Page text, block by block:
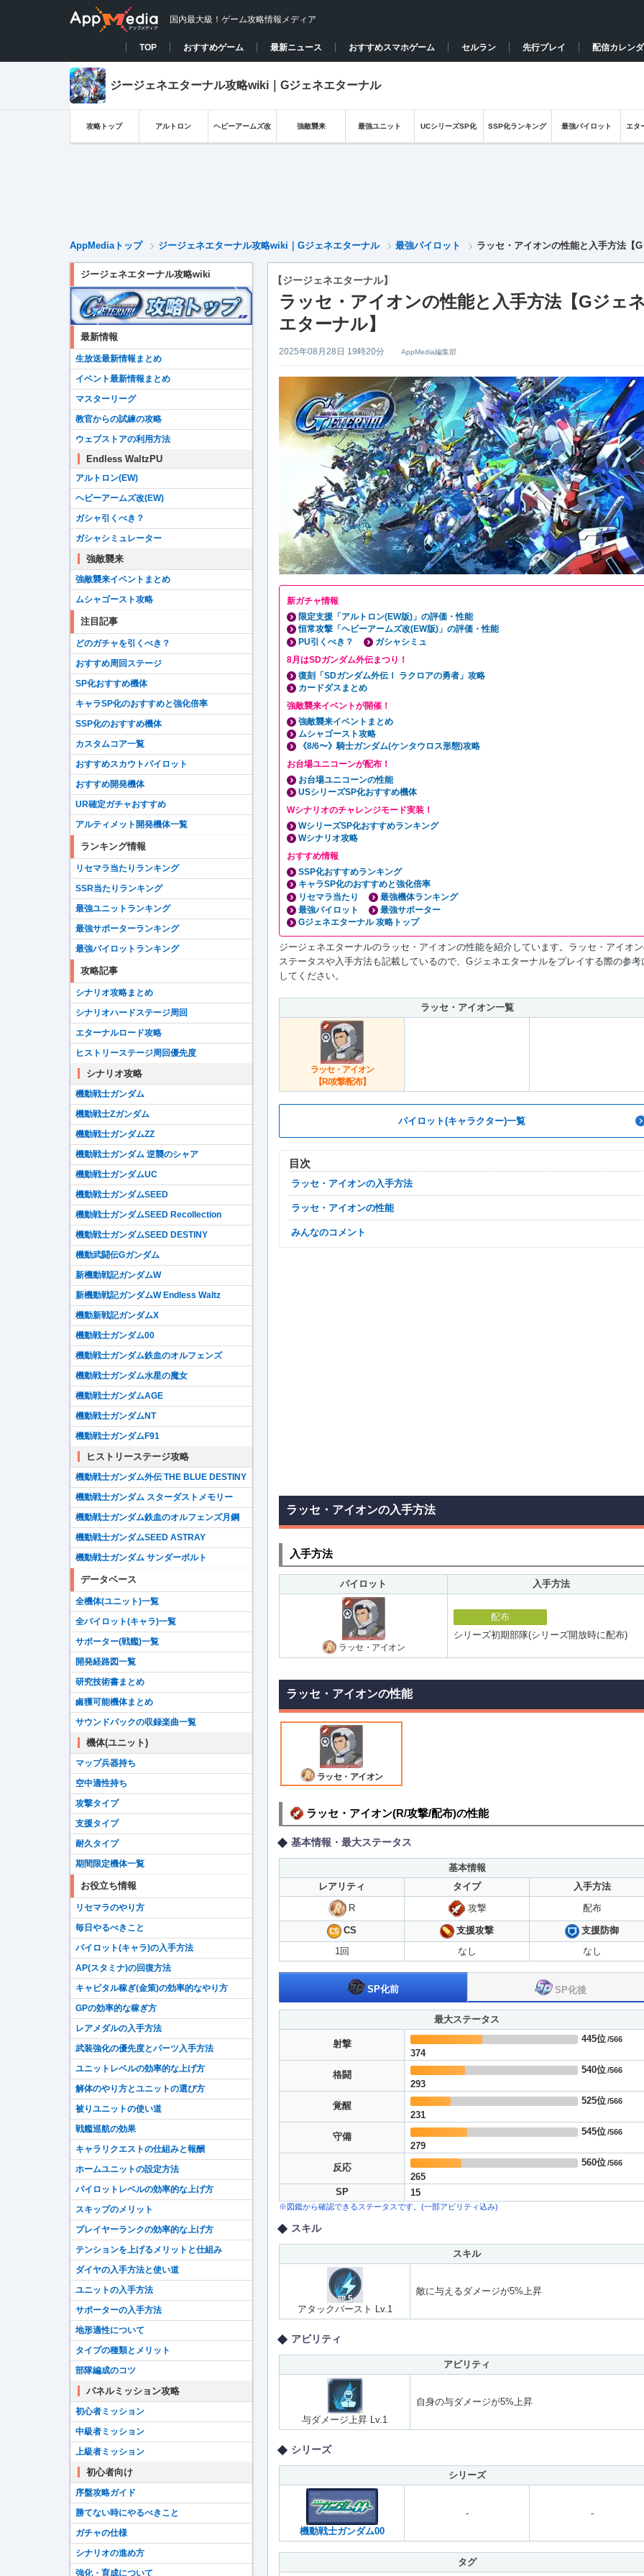
国内最大級！ゲーム攻略情報メディア
TOP おすすめゲーム 最新ニュース おすすめスマホゲーム セルラン 先行プレイ 配信カレン
ジージェネエターナル攻略wiki｜Gジェネエターナル
攻略トップ アルトロン ヘビーアームズ改 強敵襲来 最強ユニット UCシリーズSP化 SSP化ランキング 最強パイロット エタ
AppMediaトップ ジージェネエターナル攻略wiki｜Gジェネエターナル 最強パイロット ラッセ・アイオンの性能と入手方法【G
【ジージェネエターナル】
ラッセ・アイオンの性能と入手方法【Gジェネ
エターナル】
2025年08月28日 19時20分 AppMedia編集部
新ガチャ情報
限定支援「アルトロン(EW版)」の評価・性能
恒常攻撃「ヘビーアームズ改(EW版)」の評価・性能
PU引くべき？
ガシャシミュ
8月はSDガンダム外伝まつり！
復刻「SDガンダム外伝Ⅰ ラクロアの勇者」攻略
カードダスまとめ
強敵襲来イベントが開催！
強敵襲来イベントまとめ
ムシャゴースト攻略
《8/6〜》騎士ガンダム(ケンタウロス形態)攻略
お台場ユニコーンが配布！
お台場ユニコーンの性能
USシリーズSP化おすすめ機体
Wシナリオのチャレンジモード実装！
WシリーズSP化おすすめランキング
Wシナリオ攻略
おすすめ情報
SSP化おすすめランキング
キャラSP化のおすすめと強化倍率
リセマラ当たり
最強機体ランキング
最強パイロット
最強サポーター
Gジェネエターナル 攻略トップ
ジージェネエターナルのラッセ・アイオンの性能を紹介しています。ラッセ・アイオ
ステータスや入手方法も記載しているので、Gジェネエターナルをプレイする際の参考
してください。
ラッセ・アイオン一覧
ラッセ・アイオン
【R/攻撃/配布】
パイロット(キャラクター)一覧
目次
ラッセ・アイオンの入手方法
ラッセ・アイオンの性能
みんなのコメント
ラッセ・アイオンの入手方法
入手方法
パイロット 入手方法
ラッセ・アイオン
配布
シリーズ初期部隊(シリーズ開放時に配布)
ラッセ・アイオンの性能
ラッセ・アイオン
ラッセ・アイオン(R/攻撃/配布)の性能
基本情報・最大ステータス
基本情報
レアリティ タイプ 入手方法
R 攻撃 配布
CS 支援攻撃 支援防御
1回 なし なし
SP化前 SP化後
最大ステータス
射撃
374
445位/566
格闘
293
540位/566
覚醒
231
525位/566
守備
279
545位/566
反応
265
560位/566
SP 15
※図鑑から確認できるステータスです。(一部アビリティ込み)
スキル
スキル
アタックバースト Lv.1
敵に与えるダメージが5%上昇
アビリティ
アビリティ
与ダメージ上昇 Lv.1
自身の与ダメージが5%上昇
シリーズ
シリーズ
機動戦士ガンダム00
- -
タグ
ジージェネエターナル攻略wiki
最新情報
生放送最新情報まとめ
イベント最新情報まとめ
マスターリーグ
教官からの試練の攻略
ウェブストアの利用方法
Endless WaltzPU
アルトロン(EW)
ヘビーアームズ改(EW)
ガシャ引くべき？
ガシャシミュレーター
強敵襲来
強敵襲来イベントまとめ
ムシャゴースト攻略
注目記事
どのガチャを引くべき？
おすすめ周回ステージ
SP化おすすめ機体
キャラSP化のおすすめと強化倍率
SSP化のおすすめ機体
カスタムコア一覧
おすすめスカウトパイロット
おすすめ開発機体
UR確定ガチャおすすめ
アルティメット開発機体一覧
ランキング情報
リセマラ当たりランキング
SSR当たりランキング
最強ユニットランキング
最強サポーターランキング
最強パイロットランキング
攻略記事
シナリオ攻略まとめ
シナリオハードステージ周回
エターナルロード攻略
ヒストリーステージ周回優先度
シナリオ攻略
機動戦士ガンダム
機動戦士Zガンダム
機動戦士ガンダムZZ
機動戦士ガンダム 逆襲のシャア
機動戦士ガンダムUC
機動戦士ガンダムSEED
機動戦士ガンダムSEED Recollection
機動戦士ガンダムSEED DESTINY
機動武闘伝Gガンダム
新機動戦記ガンダムW
新機動戦記ガンダムW Endless Waltz
機動新戦記ガンダムX
機動戦士ガンダム00
機動戦士ガンダム鉄血のオルフェンズ
機動戦士ガンダム水星の魔女
機動戦士ガンダムAGE
機動戦士ガンダムNT
機動戦士ガンダムF91
ヒストリーステージ攻略
機動戦士ガンダム外伝 THE BLUE DESTINY
機動戦士ガンダム スターダストメモリー
機動戦士ガンダム鉄血のオルフェンズ月鋼
機動戦士ガンダムSEED ASTRAY
機動戦士ガンダム サンダーボルト
データベース
全機体(ユニット)一覧
全パイロット(キャラ)一覧
サポーター(戦艦)一覧
開発経路図一覧
研究技術書まとめ
鹵獲可能機体まとめ
サウンドパックの収録楽曲一覧
機体(ユニット)
マップ兵器持ち
空中適性持ち
攻撃タイプ
支援タイプ
耐久タイプ
期間限定機体一覧
お役立ち情報
リセマラのやり方
毎日やるべきこと
パイロット(キャラ)の入手方法
AP(スタミナ)の回復方法
キャピタル稼ぎ(金策)の効率的なやり方
GPの効率的な稼ぎ方
レアメダルの入手方法
武装強化の優先度とパーツ入手方法
ユニットレベルの効率的な上げ方
解体のやり方とユニットの選び方
被りユニットの使い道
戦艦巡航の効果
キャラリクエストの仕組みと報酬
ホームユニットの設定方法
パイロットレベルの効率的な上げ方
スキップのメリット
プレイヤーランクの効率的な上げ方
テンションを上げるメリットと仕組み
ダイヤの入手方法と使い道
ユニットの入手方法
サポーターの入手方法
地形適性について
タイプの種類とメリット
部隊編成のコツ
パネルミッション攻略
初心者ミッション
中級者ミッション
上級者ミッション
初心者向け
序盤攻略ガイド
勝てない時にやるべきこと
ガチャの仕様
シナリオの進め方
強化・育成について